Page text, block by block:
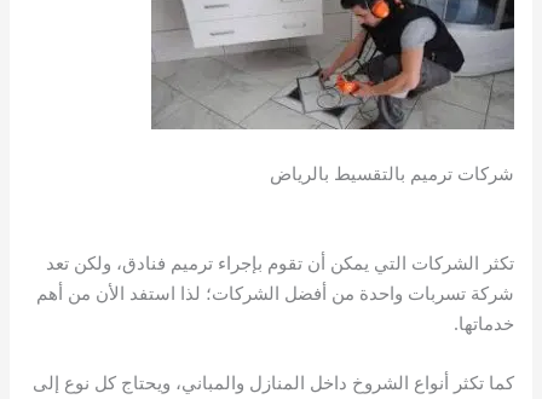
شركات ترميم بالتقسيط بالرياض
تكثر الشركات التي يمكن أن تقوم بإجراء ترميم فنادق، ولكن تعد
شركة تسربات واحدة من أفضل الشركات؛ لذا استفد الأن من أهم
خدماتها.
كما تكثر أنواع الشروخ داخل المنازل والمباني، ويحتاج كل نوع إلى